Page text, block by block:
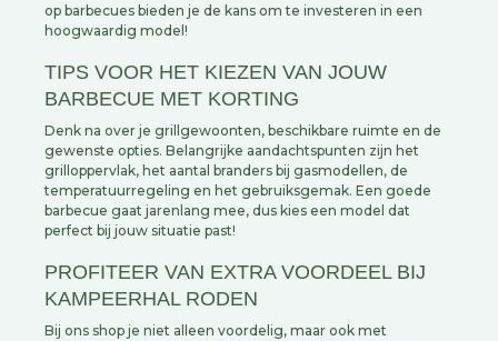
op barbecues bieden je de kans om te investeren in een
hoogwaardig model!
TIPS VOOR HET KIEZEN VAN JOUW
BARBECUE MET KORTING
Denk na over je grillgewoonten, beschikbare ruimte en de
gewenste opties. Belangrijke aandachtspunten zijn het
grilloppervlak, het aantal branders bij gasmodellen, de
temperatuurregeling en het gebruiksgemak. Een goede
barbecue gaat jarenlang mee, dus kies een model dat
perfect bij jouw situatie past!
PROFITEER VAN EXTRA VOORDEEL BIJ
KAMPEERHAL RODEN
Bij ons shop je niet alleen voordelig, maar ook met